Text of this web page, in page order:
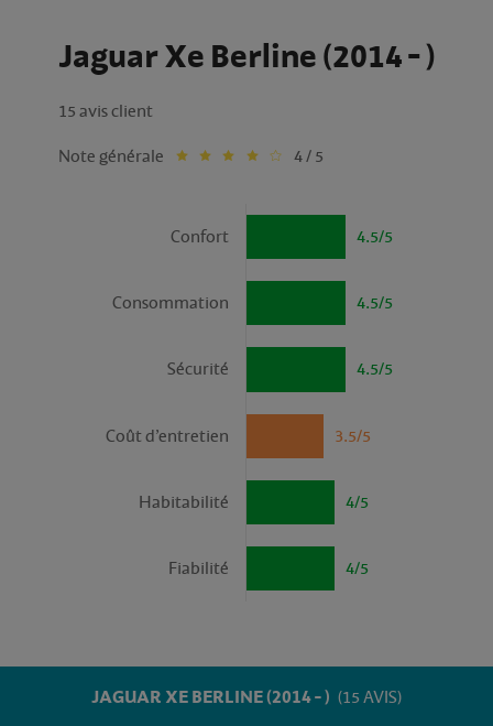
Jaguar Xe Berline (2014 - )
15 avis client
Note générale 4 / 5
4.5/5
Confort
4.5/5
Consommation
4.5/5
Sécurité
3.5/5
Coût d’entretien
4/5
Habitabilité
4/5
Fiabilité
JAGUAR XE BERLINE (2014 - ) (15 AVIS)